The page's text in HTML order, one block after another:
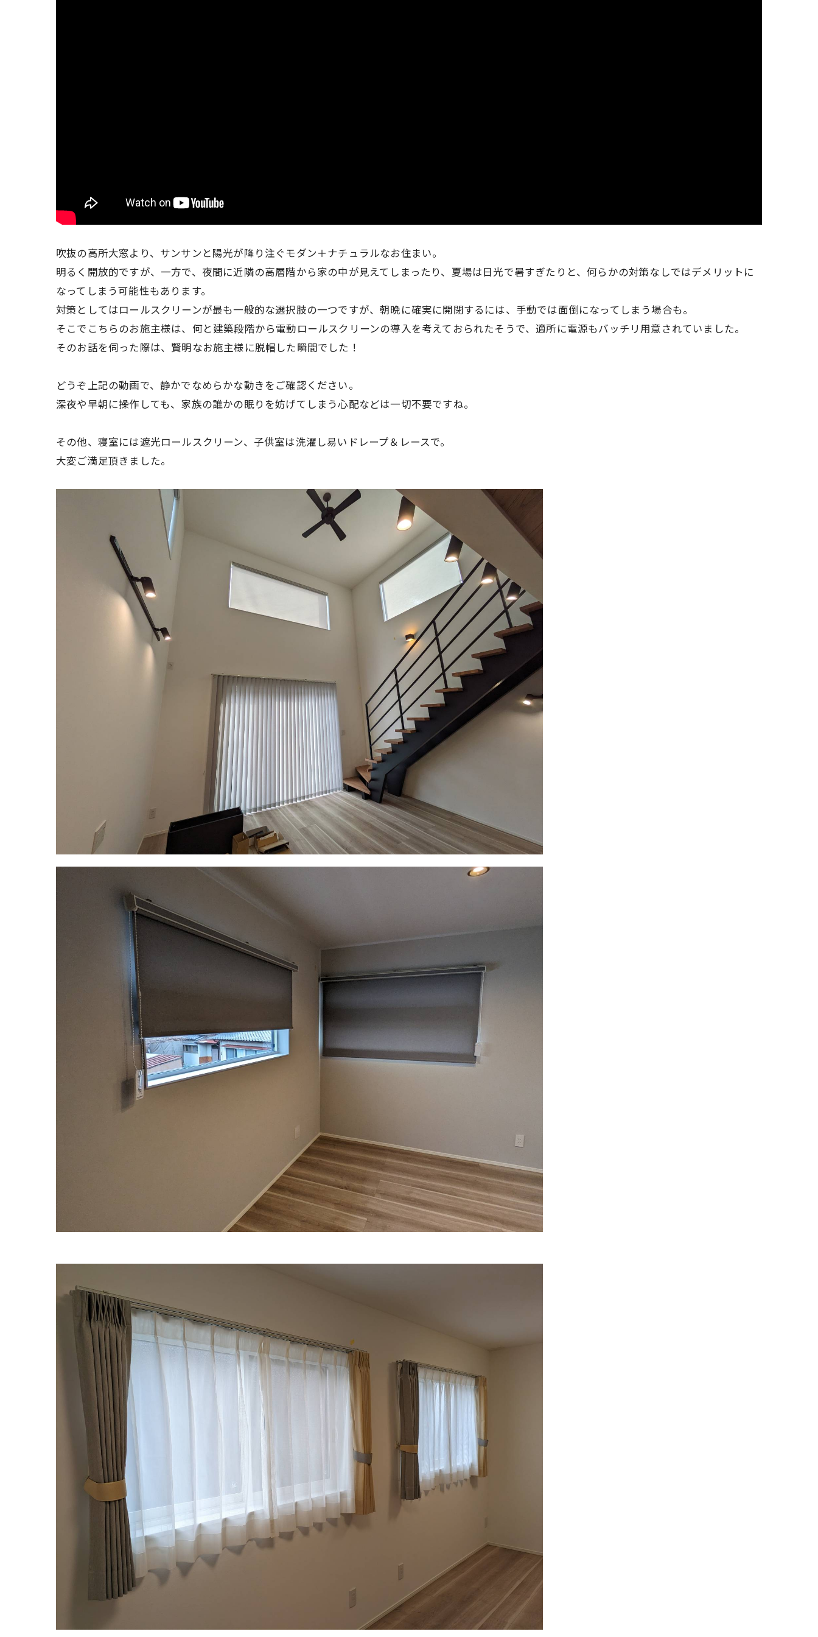
吹抜の高所大窓より、サンサンと陽光が降り注ぐモダン＋ナチュラルなお住まい。
明るく開放的ですが、一方で、夜間に近隣の高層階から家の中が見えてしまったり、夏場は日光で暑すぎたりと、何らかの対策なしではデメリットに
なってしまう可能性もあります。
対策としてはロールスクリーンが最も一般的な選択肢の一つですが、朝晩に確実に開閉するには、手動では面倒になってしまう場合も。
そこでこちらのお施主様は、何と建築段階から電動ロールスクリーンの導入を考えておられたそうで、適所に電源もバッチリ用意されていました。
そのお話を伺った際は、賢明なお施主様に脱帽した瞬間でした！
どうぞ上記の動画で、静かでなめらかな動きをご確認ください。
深夜や早朝に操作しても、家族の誰かの眠りを妨げてしまう心配などは一切不要ですね。
その他、寝室には遮光ロールスクリーン、子供室は洗濯し易いドレープ＆レースで。
大変ご満足頂きました。